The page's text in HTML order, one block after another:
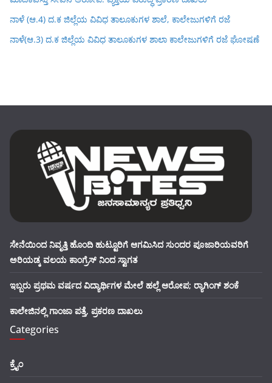
ನಾಳೆ (ಆ.4) ದ.ಕ ಜಿಲ್ಲೆಯ ವಿವಿಧ ತಾಲೂಕುಗಳ ಶಾಲೆ, ಕಾಲೇಜುಗಳಿಗೆ ರಜೆ
ನಾಳೆ(ಆ.3) ದ.ಕ ಜಿಲ್ಲೆಯ ವಿವಿಧ ತಾಲೂಕುಗಳ ಶಾಲಾ ಕಾಲೇಜುಗಳಿಗೆ ರಜೆ ಘೋಷಣೆ
ಸೇನೆಯಿಂದ ನಿವೃತ್ತಿ ಹೊಂದಿ ಹುಟ್ಟೂರಿಗೆ ಆಗಮಿಸಿದ ಸುಂದರ ಪೂಜಾರಿಯವರಿಗೆ
ಅರಿಯಡ್ಕ ವಲಯ ಕಾಂಗ್ರೆಸ್ ನಿಂದ ಸ್ವಾಗತ
ಇಬ್ಬರು ಪ್ರಥಮ ವರ್ಷದ ವಿದ್ಯಾರ್ಥಿಗಳ ಮೇಲೆ ಹಲ್ಲೆ ಆರೋಪ; ರ‍್ಯಾಗಿಂಗ್ ಶಂಕೆ
ಕಾಲೇಜಿನಲ್ಲಿ ಗಾಂಜಾ ಪತ್ತೆ, ಪ್ರಕರಣ ದಾಖಲು
Categories
ಕ್ರೈಂ